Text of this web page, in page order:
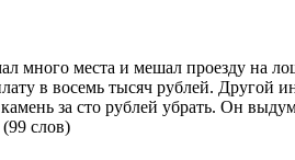
много места и мешал проезду на
в восемь тысяч рублей.
за сто рублей убрать. Он
слов)